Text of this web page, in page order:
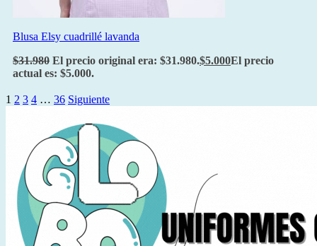
Blusa Elsy cuadrillé lavanda
$31.980 El precio original era: $31.980.$5.000El precio
actual es: $5.000.
1 2 3 4 … 36 Siguiente